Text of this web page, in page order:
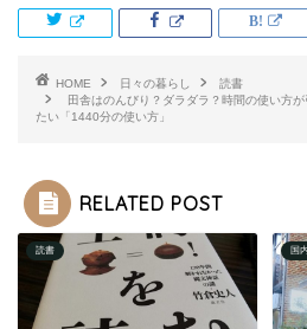
HOME 日々の暮らし
読書
田舎はのんびり？ダラダラ？時間の使い方
たい「1440分の使い方」
RELATED POST
読書 国